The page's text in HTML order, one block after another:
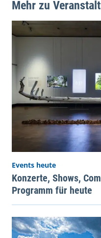
Mehr zu
Events heute
Konzerte, Shows,
Programm für heute